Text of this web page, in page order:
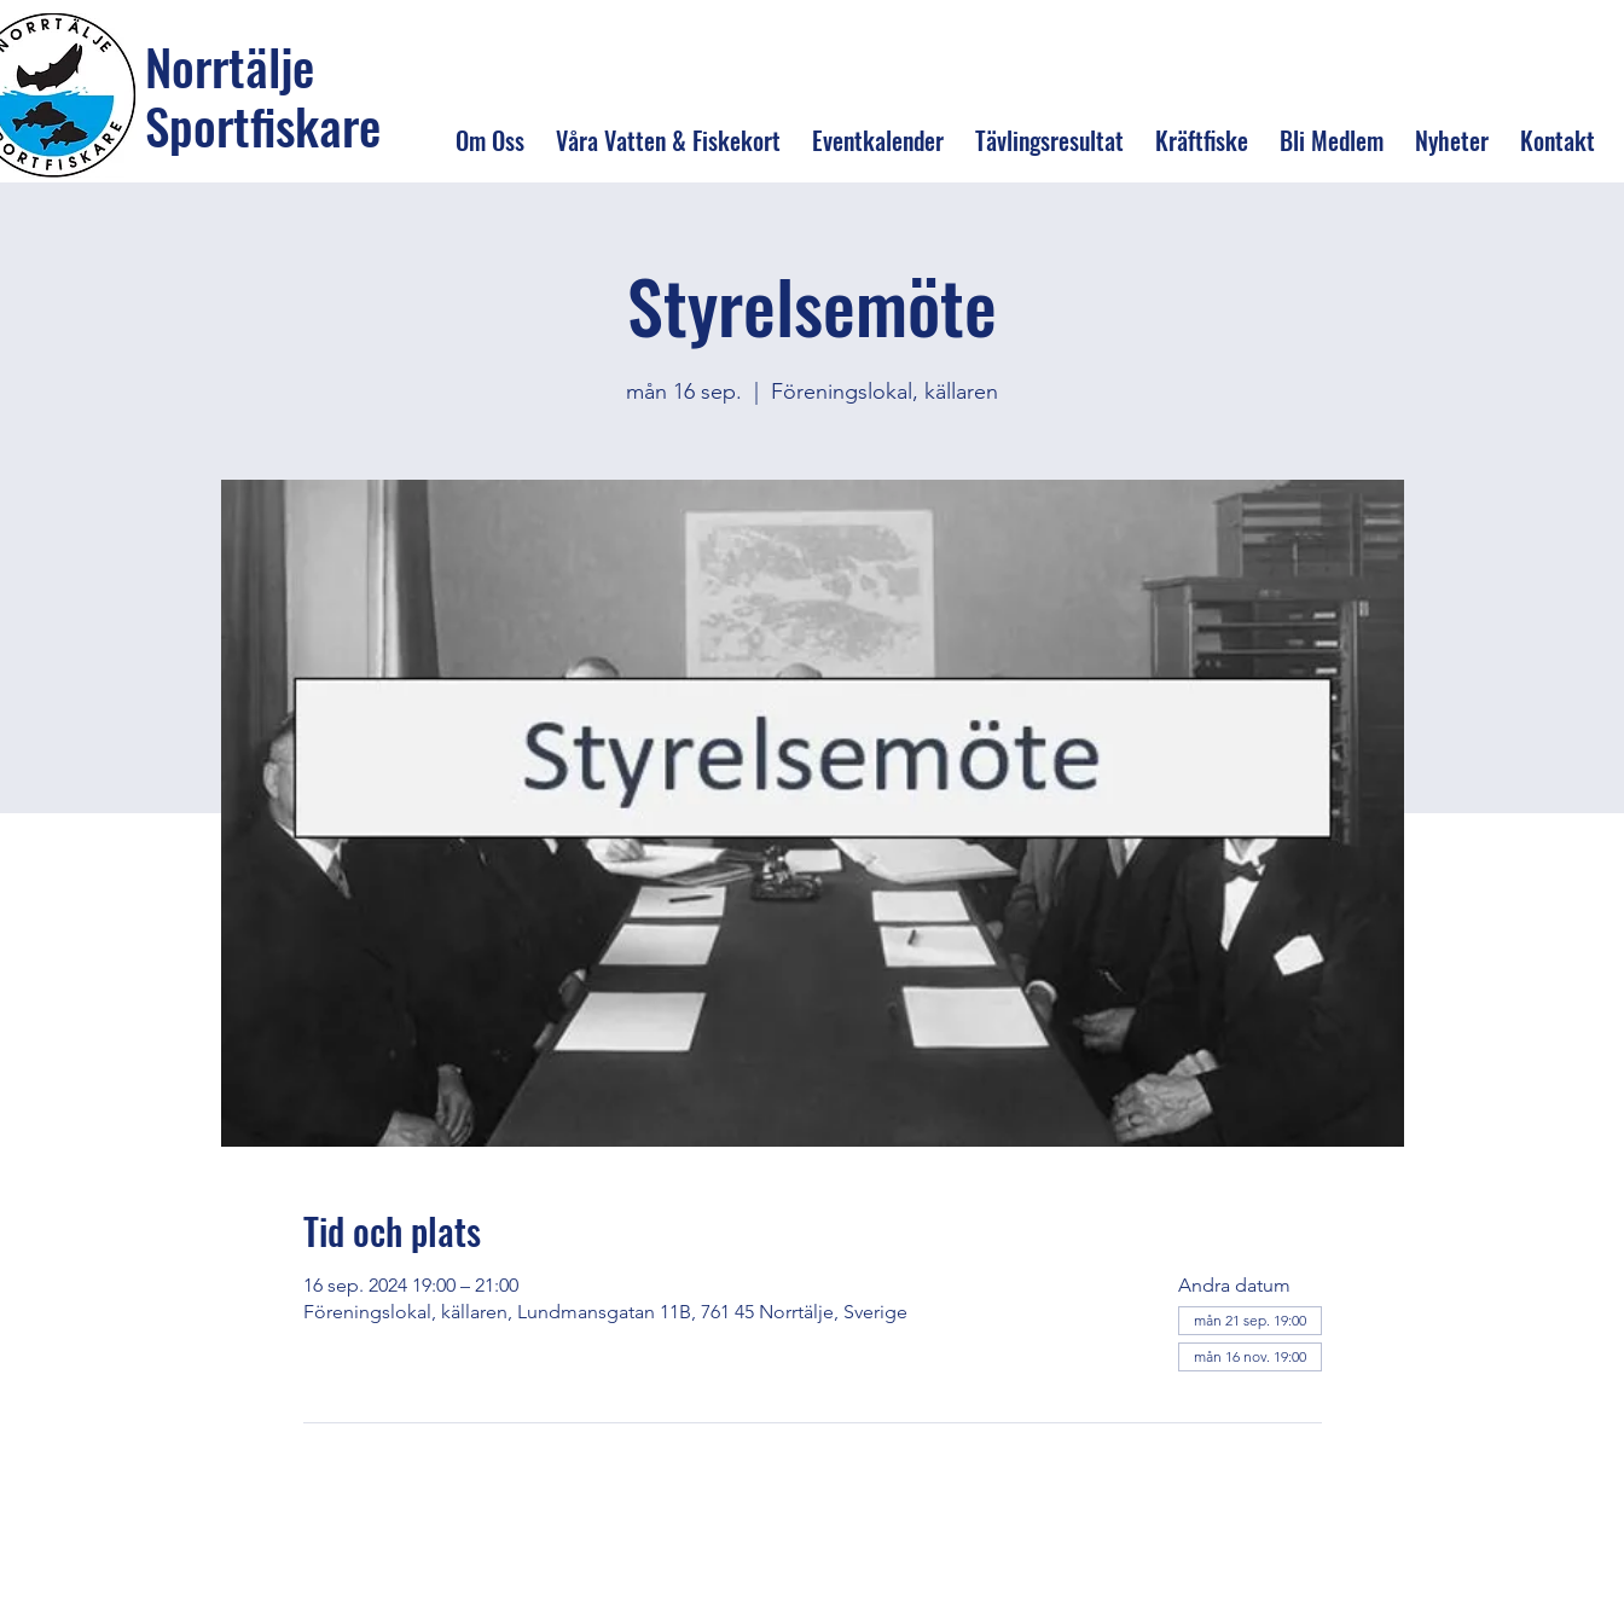
Norrtälje
Sportfiskare
Om Oss Våra Vatten & Fiskekort Eventkalender Tävlingsresultat Kräftfiske Bli Medlem Nyheter Kontakt
Styrelsemöte
mån 16 sep. Föreningslokal, källaren
Tid och plats
16 sep. 2024 19:00 – 21:00
Föreningslokal, källaren, Lundmansgatan 11B, 761 45 Norrtälje, Sverige
Andra datum
mån 21 sep. 19:00
mån 16 nov. 19:00